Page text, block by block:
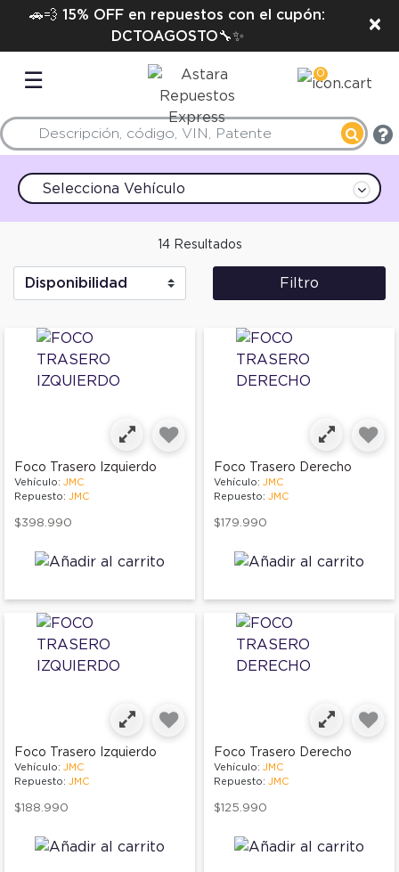
🚗💨 15% OFF en repuestos con el cupón:
DCTOAGOSTO🔧✨
×
☰ 0
Selecciona Vehículo
14 Resultados
Filtro
Foco Trasero Izquierdo
Vehículo: JMC
Repuesto: JMC
$398.990
Foco Trasero Derecho
Vehículo: JMC
Repuesto: JMC
$179.990
Foco Trasero Izquierdo
Vehículo: JMC
Repuesto: JMC
$188.990
Foco Trasero Derecho
Vehículo: JMC
Repuesto: JMC
$125.990